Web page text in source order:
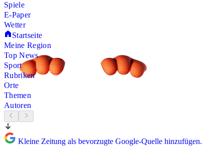
Spiele
E-Paper
Wetter
Startseite
Meine Region
Top News
Sport
Rubriken
Orte
Themen
Autoren
Kleine Zeitung als bevorzugte Google-Quelle hinzufügen.